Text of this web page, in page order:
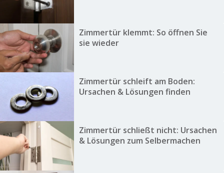
Zimmertür klemmt: So öffnen Sie
sie wieder
Zimmertür schleift am Boden:
Ursachen & Lösungen finden
Zimmertür schließt nicht: Ursachen
& Lösungen zum Selbermachen